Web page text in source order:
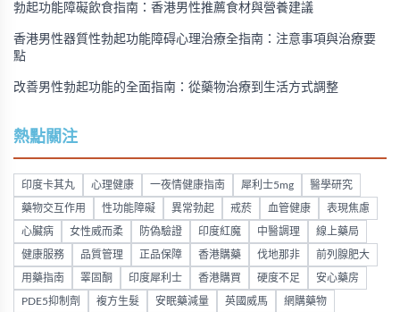
勃起功能障礙飲食指南：香港男性推薦食材與營養建議
香港男性器質性勃起功能障碍心理治療全指南：注意事項與治療要
點
改善男性勃起功能的全面指南：從藥物治療到生活方式調整
熱點關注
印度卡其丸 心理健康 一夜情健康指南 犀利士5mg 醫學研究
藥物交互作用 性功能障礙 異常勃起 戒菸 血管健康 表現焦慮
心臟病 女性威而柔 防偽驗證 印度紅魔 中醫調理 線上藥局
健康服務 品質管理 正品保障 香港購藥 伐地那非 前列腺肥大
用藥指南 睪固酮 印度犀利士 香港購買 硬度不足 安心藥房
PDE5抑制劑 複方生髮 安眠藥減量 英國威馬 網購藥物